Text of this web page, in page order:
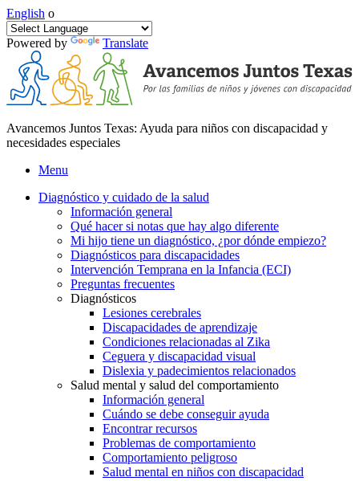
English o
Powered by Translate
Avancemos Juntos Texas: Ayuda para niños con discapacidad y
necesidades especiales
Menu
Diagnóstico y cuidado de la salud
Información general
Qué hacer si notas que hay algo diferente
Mi hijo tiene un diagnóstico, ¿por dónde empiezo?
Diagnósticos para discapacidades
Intervención Temprana en la Infancia (ECI)
Preguntas frecuentes
Diagnósticos
Lesiones cerebrales
Discapacidades de aprendizaje
Condiciones relacionadas al Zika
Ceguera y discapacidad visual
Dislexia y padecimientos relacionados
Salud mental y salud del comportamiento
Información general
Cuándo se debe conseguir ayuda
Encontrar recursos
Problemas de comportamiento
Comportamiento peligroso
Salud mental en niños con discapacidad